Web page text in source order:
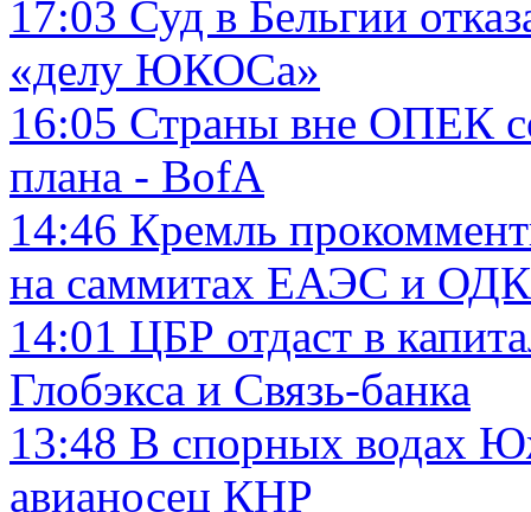
17:03 Суд в Бельгии
«делу ЮКОСа»
16:05 Страны вне ОПЕК
плана - ВofA
14:46 Кремль
на саммитах ЕАЭС и ОДК
14:01 ЦБР отдаст в
Глобэкса и Связь-банка
13:48 В спорных водах
авианосец КНР